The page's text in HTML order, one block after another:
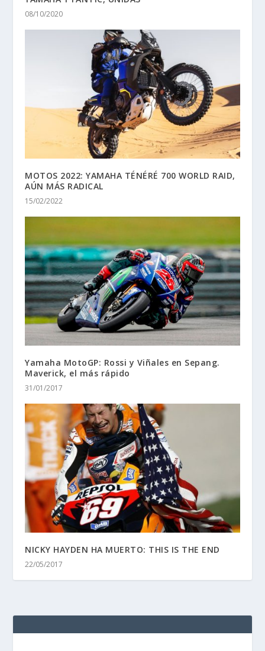
08/10/2020
MOTOS 2022: YAMAHA TÉNÉRÉ 700 WORLD RAID,
AÚN MÁS RADICAL
15/02/2022
Yamaha MotoGP: Rossi y Viñales en Sepang.
Maverick, el más rápido
31/01/2017
NICKY HAYDEN HA MUERTO: THIS IS THE END
22/05/2017